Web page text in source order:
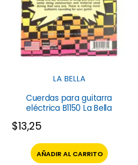
LA BELLA
Cuerdas para guitarra
eléctrica B1150 La Bella
$13,25
AÑADIR AL CARRITO